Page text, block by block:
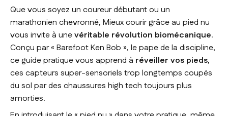
Que vous soyez un coureur débutant ou un
marathonien chevronné, Mieux courir grâce au pied nu
vous invite à unevéritable révolution biomécanique.
Conçu par « Barefoot Ken Bob », le pape de la discipline,
ce guide pratique vous apprend à réveiller vos pieds,
ces capteurs super-sensoriels trop longtemps coupés
du sol par des chaussures high tech toujours plus
amorties.